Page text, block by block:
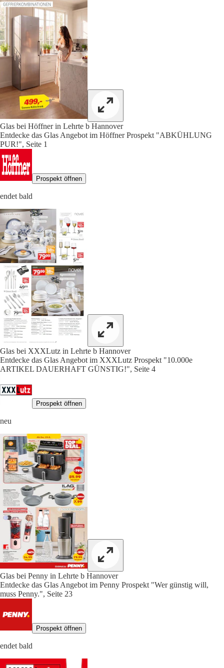
Glas bei Höffner in Lehrte b Hannover
Entdecke das Glas Angebot im Höffner Prospekt "ABKÜHLUNG
PUR!", Seite 1
Prospekt öffnen
endet bald
Glas bei XXXLutz in Lehrte b Hannover
Entdecke das Glas Angebot im XXXLutz Prospekt "10.000e
ARTIKEL DAUERHAFT GÜNSTIG!", Seite 4
Prospekt öffnen
neu
Glas bei Penny in Lehrte b Hannover
Entdecke das Glas Angebot im Penny Prospekt "Wer günstig will,
muss Penny.", Seite 23
Prospekt öffnen
endet bald